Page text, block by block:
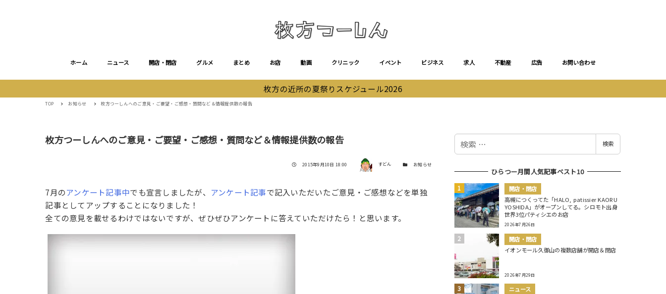
ホーム ニュース 開店・閉店 グルメ まとめ お店 動画 クリニック イベント ビジネス 求人 不動産 広告 お問い合わせ
枚方の近所の夏祭りスケジュール2026
TOP お知らせ 枚方つーしんへのご意見・ご要望・ご感想・質問など＆情報提供数の報告
枚方つーしんへのご意見・ご要望・ご感想・質問など＆情報提供数の報告
投稿日
2015年9月10日 18:00 著者 すどん カテゴリー
お知らせ
7月のアンケート記事中でも宣言しましたが、 アンケート記事で記入いただいたご意見・ご感想などを単独
記事としてアップすることになりました！
全ての意見を載せるわけではないですが、ぜひぜひアンケートに答えていただけたら！と思います。
検
検索
ひらつー月間人気記事ベスト10
開店・閉店
高槻につくってた「HALO, patissier KAORU
YOSHIDA」がオープンしてる。シロモト出身
世界3位パティシエのお店
2026年7月26日
開店・閉店
イオンモール久御山の複数店舗が開店＆閉店
2026年7月29日
ニュース